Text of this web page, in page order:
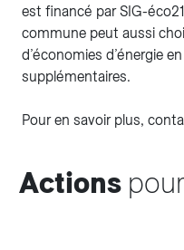
est financé par SIG-
commune peut aussi
d’économies d’énergie
supplémentaires.
Pour en savoir plus,
Actions